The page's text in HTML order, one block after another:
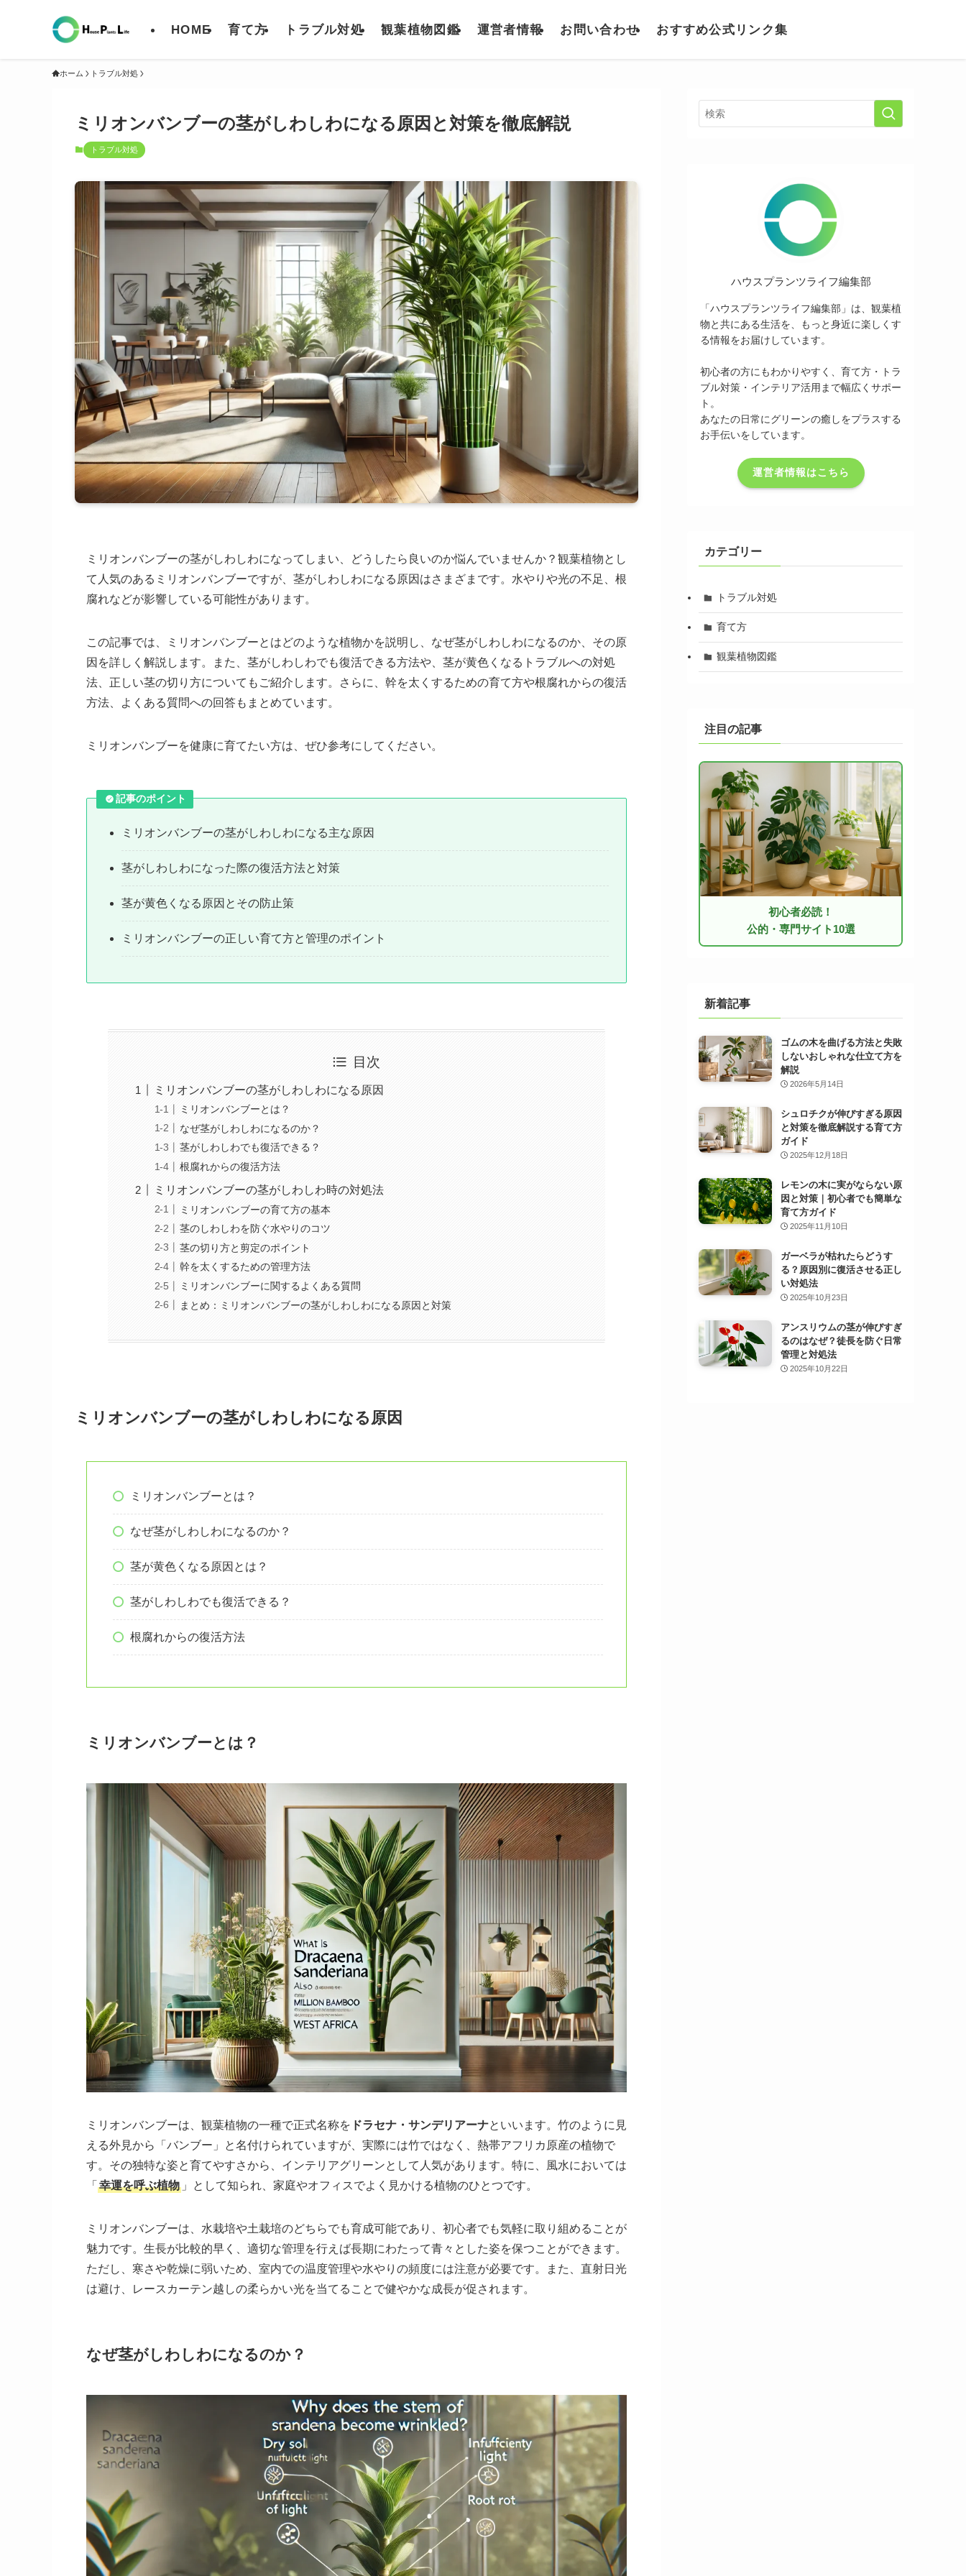
HOME 育て方 トラブル対処 観葉植物図鑑 運営者情報 お問い合わせ おすすめ公式リンク集
ホーム トラブル対処
ミリオンバンブーの茎がしわしわになる原因と対策を徹底解説
トラブル対処
ミリオンバンブーの茎がしわしわになってしまい、どうしたら良いのか悩んでいませんか？観葉植物とし
て人気のあるミリオンバンブーですが、茎がしわしわになる原因はさまざまです。水やりや光の不足、根
腐れなどが影響している可能性があります。
この記事では、ミリオンバンブーとはどのような植物かを説明し、なぜ茎がしわしわになるのか、その原
因を詳しく解説します。また、茎がしわしわでも復活できる方法や、茎が黄色くなるトラブルへの対処
法、正しい茎の切り方についてもご紹介します。さらに、幹を太くするための育て方や根腐れからの復活
方法、よくある質問への回答もまとめています。
ミリオンバンブーを健康に育てたい方は、ぜひ参考にしてください。
記事のポイント
ミリオンバンブーの茎がしわしわになる主な原因
茎がしわしわになった際の復活方法と対策
茎が黄色くなる原因とその防止策
ミリオンバンブーの正しい育て方と管理のポイント
目次
ミリオンバンブーの茎がしわしわになる原因
ミリオンバンブーとは？
なぜ茎がしわしわになるのか？
茎がしわしわでも復活できる？
根腐れからの復活方法
ミリオンバンブーの茎がしわしわ時の対処法
ミリオンバンブーの育て方の基本
茎のしわしわを防ぐ水やりのコツ
茎の切り方と剪定のポイント
幹を太くするための管理方法
ミリオンバンブーに関するよくある質問
まとめ：ミリオンバンブーの茎がしわしわになる原因と対策
ミリオンバンブーの茎がしわしわになる原因
ミリオンバンブーとは？
なぜ茎がしわしわになるのか？
茎が黄色くなる原因とは？
茎がしわしわでも復活できる？
根腐れからの復活方法
ミリオンバンブーとは？
ミリオンバンブーは、観葉植物の一種で正式名称を ドラセナ・サンデリアーナといいます。竹のように見
える外見から「バンブー」と名付けられていますが、実際には竹ではなく、熱帯アフリカ原産の植物で
す。その独特な姿と育てやすさから、インテリアグリーンとして人気があります。特に、風水においては
「 幸運を呼ぶ植物 」として知られ、家庭やオフィスでよく見かける植物のひとつです。
ミリオンバンブーは、水栽培や土栽培のどちらでも育成可能であり、初心者でも気軽に取り組めることが
魅力です。生長が比較的早く、適切な管理を行えば長期にわたって青々とした姿を保つことができます。
ただし、寒さや乾燥に弱いため、室内での温度管理や水やりの頻度には注意が必要です。また、直射日光
は避け、レースカーテン越しの柔らかい光を当てることで健やかな成長が促されます。
なぜ茎がしわしわになるのか？
ハウスプランツライフ編集部
「ハウスプランツライフ編集部」は、観葉植
物と共にある生活を、もっと身近に楽しくす
る情報をお届けしています。
初心者の方にもわかりやすく、育て方・トラ
ブル対策・インテリア活用まで幅広くサポー
ト。
あなたの日常にグリーンの癒しをプラスする
お手伝いをしています。
運営者情報はこちら
カテゴリー
トラブル対処
育て方
観葉植物図鑑
注目の記事
初心者必読！
公的・専門サイト10選
新着記事
ゴムの木を曲げる方法と失敗
しないおしゃれな仕立て方を
解説
2026年5月14日
シュロチクが伸びすぎる原因
と対策を徹底解説する育て方
ガイド
2025年12月18日
レモンの木に実がならない原
因と対策｜初心者でも簡単な
育て方ガイド
2025年11月10日
ガーベラが枯れたらどうす
る？原因別に復活させる正し
い対処法
2025年10月23日
アンスリウムの茎が伸びすぎ
るのはなぜ？徒長を防ぐ日常
管理と対処法
2025年10月22日